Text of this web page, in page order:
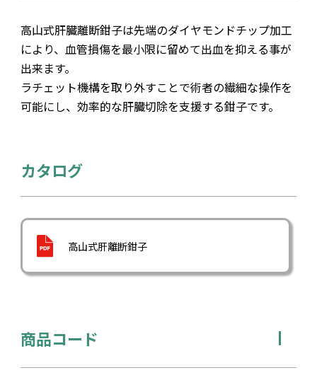
高山式肝臓離断鉗子は先端のダイヤモンドチップ加工
により、血管損傷を最小限に留めて出血を抑える事が
出来ます。
ラチェット機構を取り外すことで術者の繊細な操作を
可能にし、効率的な肝臓切除を支援する鉗子です。
カタログ
高山式肝離断鉗子
商品コード